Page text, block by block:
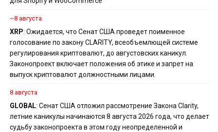
~8 августа
XRP: Ожидается, что Сенат США проведет поименное
голосование по закону CLARITY, всеобъемлющей системе
регулирования криптовалют, до августовских каникул.
Законопроект включает положения об этике и запрет на
выпуск криптовалют должностными лицами.
8 августа
GLOBAL: Сенат США отложил рассмотрение Закона Clarity,
летние каникулы начинаются 8 августа 2026 года, что делает
судьбу законопроекта в этом году неопределенной и